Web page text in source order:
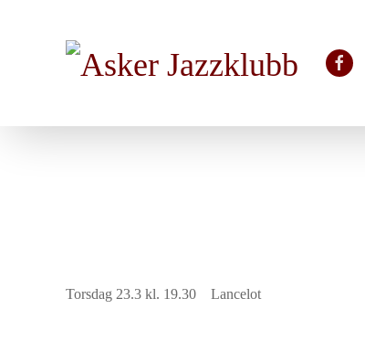
Skip to main content
Torsdag 23.3 kl. 19.30 Lancelot